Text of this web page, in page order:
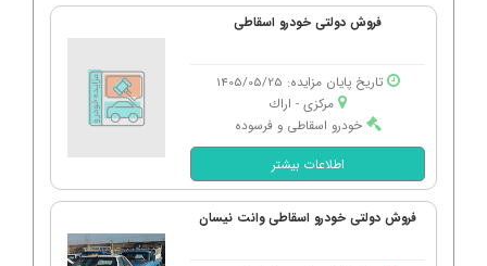
فروش دولتی خودرو اسقاطی
تاریخ پایان مزایده: 1405/05/25
مرکزی - اراك
خودرو اسقاطی و فرسوده
اطلاعات بیشتر
فروش دولتی خودرو اسقاطی وانت نیسان